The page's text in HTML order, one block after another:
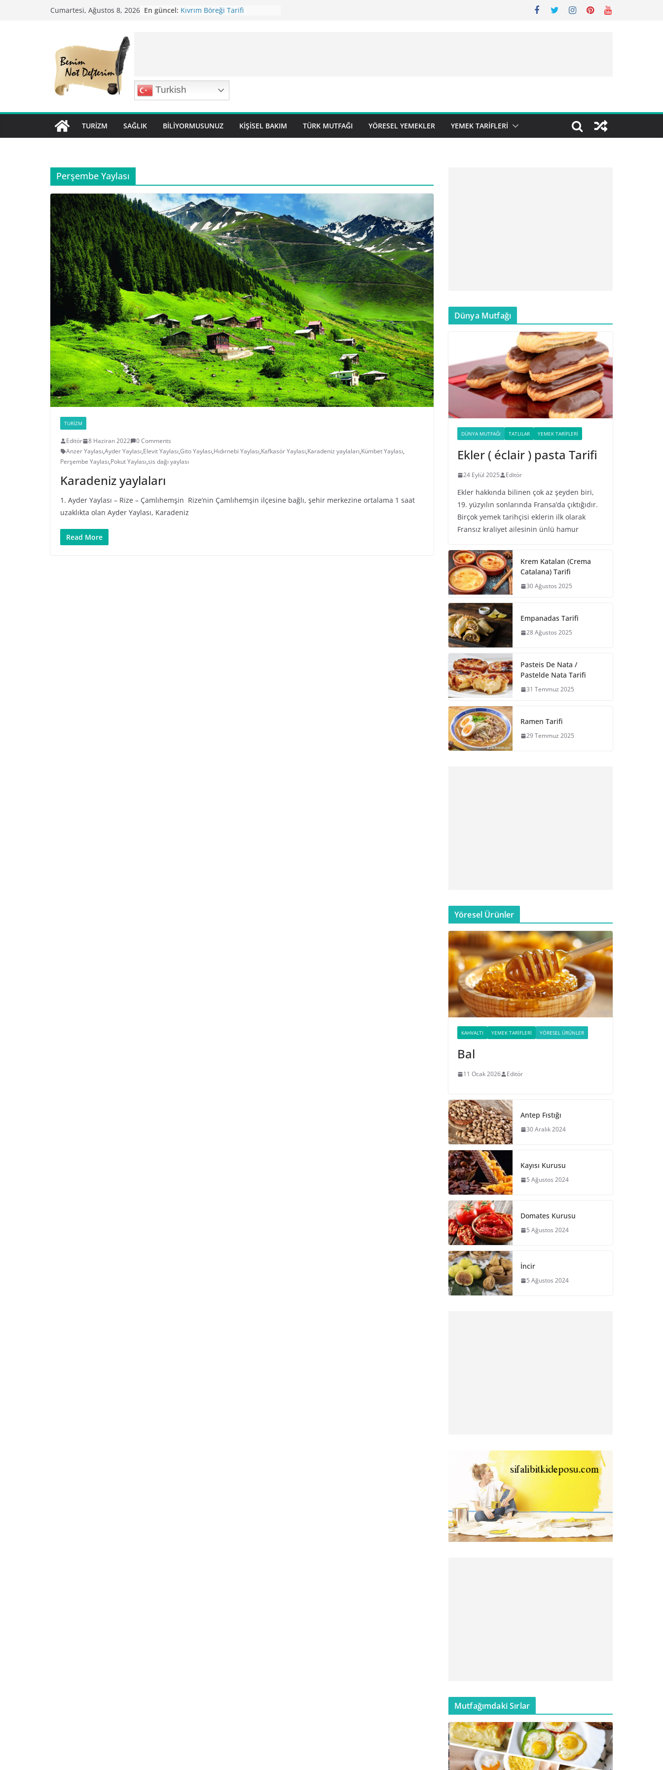
Cumartesi, Ağustos 8, 2026 En güncel: Kıvrım Böreği Tarifi
Turkish
TURIZM SAĞLIK BILIYORMUSUNUZ KIŞISEL BAKIM TÜRK MUTFAĞI YÖRESEL YEMEKLER YEMEK TARIFLERI
Perşembe Yaylası
TURIZM
Editör 8 Haziran 2022
0 Comments
Anzer Yaylası,Ayder Yaylası,Elevit Yaylası,Gito Yaylası,Hıdırnebi Yaylası,Kafkasör Yaylası,Karadeniz yaylaları,Kümbet Yaylası,
Perşembe Yaylası,Pokut Yaylası,sis dağı yaylası
Karadeniz yaylaları
1. Ayder Yaylası – Rize – Çamlıhemşin Rize’nin Çamlıhemşin ilçesine bağlı, şehir merkezine ortalama 1 saat
uzaklıkta olan Ayder Yaylası, Karadeniz
Read More
Dünya Mutfağı
DÜNYA MUTFAĞI TATLILAR YEMEK TARIFLERI
Ekler ( éclair ) pasta Tarifi
24 Eylül 2025 Editör
Ekler hakkında bilinen çok az şeyden biri,
19. yüzyılın sonlarında Fransa’da çıktığıdır.
Birçok yemek tarihçisi eklerin ilk olarak
Fransız kraliyet ailesinin ünlü hamur
Krem Katalan (Crema
Catalana) Tarifi
30 Ağustos 2025
Empanadas Tarifi
28 Ağustos 2025
Pasteis De Nata /
Pastelde Nata Tarifi
31 Temmuz 2025
Ramen Tarifi
29 Temmuz 2025
Yöresel Ürünler
KAHVALTI YEMEK TARIFLERI YÖRESEL ÜRÜNLER
Bal
11 Ocak 2026 Editör
Antep Fıstığı
30 Aralık 2024
Kayısı Kurusu
5 Ağustos 2024
Domates Kurusu
5 Ağustos 2024
İncir
5 Ağustos 2024
Mutfağımdaki Sırlar